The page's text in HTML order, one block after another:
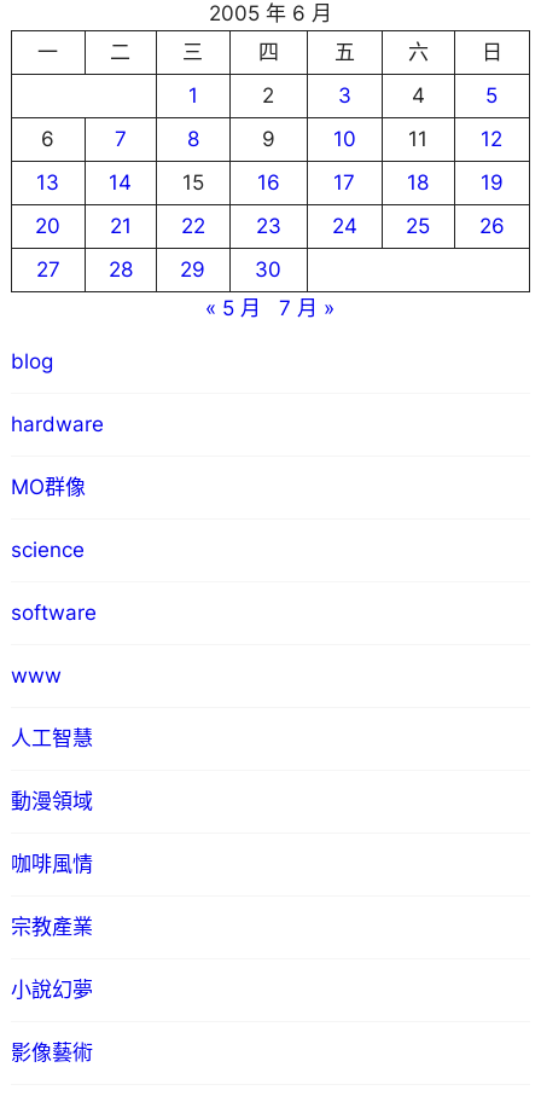
2005 年 6 月
一
二 三 四 五 六
日
1
2 3 4
5
6
7 8 9 10 11
12
13
14 15 16 17 18
19
20
21 22 23 24 25
26
27
28 29
30
« 5 月
7 月 »
blog
hardware
MO群像
science
software
www
人工智慧
動漫領域
咖啡風情
宗教產業
小說幻夢
影像藝術